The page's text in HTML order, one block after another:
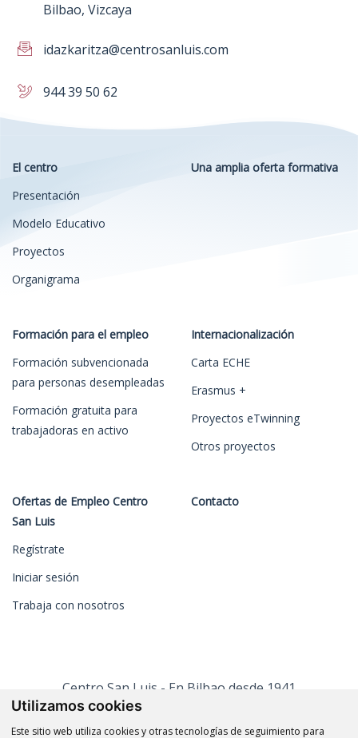
Utilizamos cookies
Este sitio web utiliza cookies y otras tecnologías de seguimiento para
Bilbao, Vizcaya
idazkaritza@centrosanluis.com
944 39 50 62
El centro
Presentación
Modelo Educativo
Proyectos
Organigrama
Una amplia oferta formativa
Formación para el empleo
Formación subvencionada
para personas desempleadas
Formación gratuita para
trabajadoras en activo
Internacionalización
Carta ECHE
Erasmus +
Proyectos eTwinning
Otros proyectos
Ofertas de Empleo Centro
San Luis
Regístrate
Iniciar sesión
Trabaja con nosotros
Contacto
Centro San Luis - En Bilbao desde 1941